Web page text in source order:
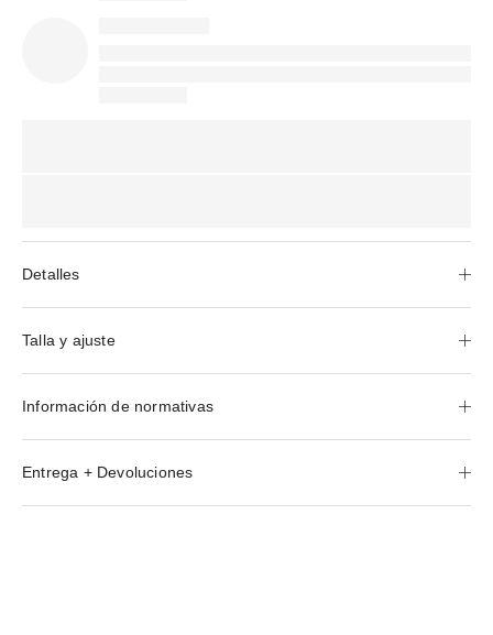
Detalles
Talla y ajuste
Información de normativas
Entrega + Devoluciones